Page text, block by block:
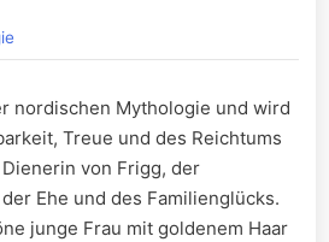
nordischen Mythologie und wird
Treue und des Reichtums
von Frigg, der
Ehe und des Familienglücks.
junge Frau mit goldenem Haar